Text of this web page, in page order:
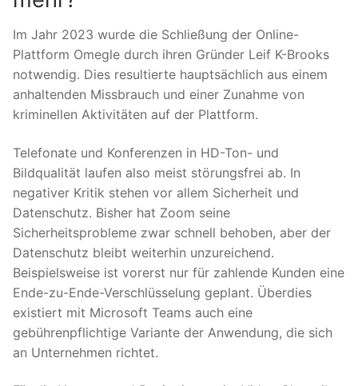
Im Jahr 2023 wurde die Schließung der Online-
Plattform Omegle durch ihren Gründer Leif K-Brooks
notwendig. Dies resultierte hauptsächlich aus einem
anhaltenden Missbrauch und einer Zunahme von
kriminellen Aktivitäten auf der Plattform.
Telefonate und Konferenzen in HD-Ton- und
Bildqualität laufen also meist störungsfrei ab. In
negativer Kritik stehen vor allem Sicherheit und
Datenschutz. Bisher hat Zoom seine
Sicherheitsprobleme zwar schnell behoben, aber der
Datenschutz bleibt weiterhin unzureichend.
Beispielsweise ist vorerst nur für zahlende Kunden eine
Ende-zu-Ende-Verschlüsselung geplant. Überdies
existiert mit Microsoft Teams auch eine
gebührenpflichtige Variante der Anwendung, die sich
an Unternehmen richtet.